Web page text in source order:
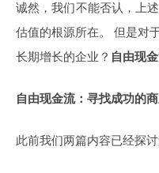
诚然，我们不能否认，上
估值的根源所在。 但是对
长期增长的企业？ 自由现
自由现金流：寻找成功的
此前我们两篇内容已经探